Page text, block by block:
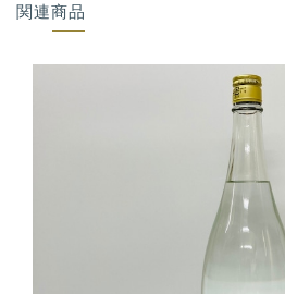
関連商品